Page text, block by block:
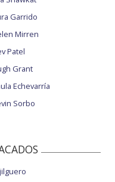
Garrido
Mirren
Patel
Grant
Echevarría
Sorbo